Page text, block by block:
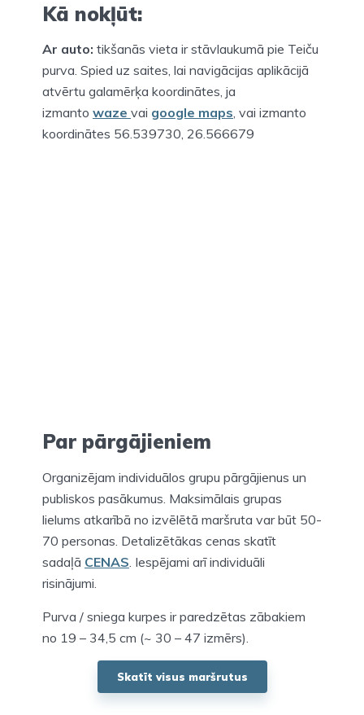
Kā nokļūt:
Ar auto: tikšanās vieta ir stāvlaukumā pie Teiču
purva. Spied uz saites, lai navigācijas aplikācijā
atvērtu galamērķa koordinātes, ja
izmanto waze vai google maps, vai izmanto
koordinātes 56.539730, 26.566679
Par pārgājieniem
Organizējam individuālos grupu pārgājienus un
publiskos pasākumus. Maksimālais grupas
lielums atkarībā no izvēlētā maršruta var būt 50-
70 personas. Detalizētākas cenas skatīt
sadaļā CENAS. Iespējami arī individuāli
risinājumi.
Purva / sniega kurpes ir paredzētas zābakiem
no 19 – 34,5 cm (~ 30 – 47 izmērs).
Skatīt visus maršrutus